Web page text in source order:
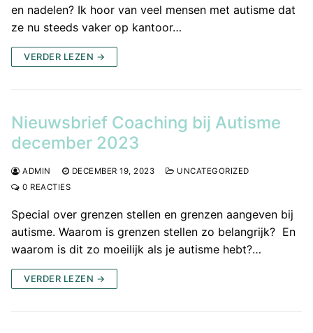
en nadelen? Ik hoor van veel mensen met autisme dat
ze nu steeds vaker op kantoor…
VERDER LEZEN →
Nieuwsbrief Coaching bij Autisme
december 2023
ADMIN DECEMBER 19, 2023
UNCATEGORIZED
0 REACTIES
Special over grenzen stellen en grenzen aangeven bij
autisme. Waarom is grenzen stellen zo belangrijk? En
waarom is dit zo moeilijk als je autisme hebt?…
VERDER LEZEN →